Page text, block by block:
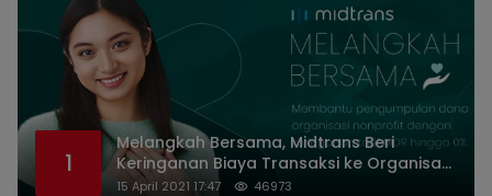
1
Melangkah Bersama, Midtrans Beri
Keringanan Biaya Transaksi ke Organisasi
Nirlaba Indonesia
15 April 2021 17:47 46973